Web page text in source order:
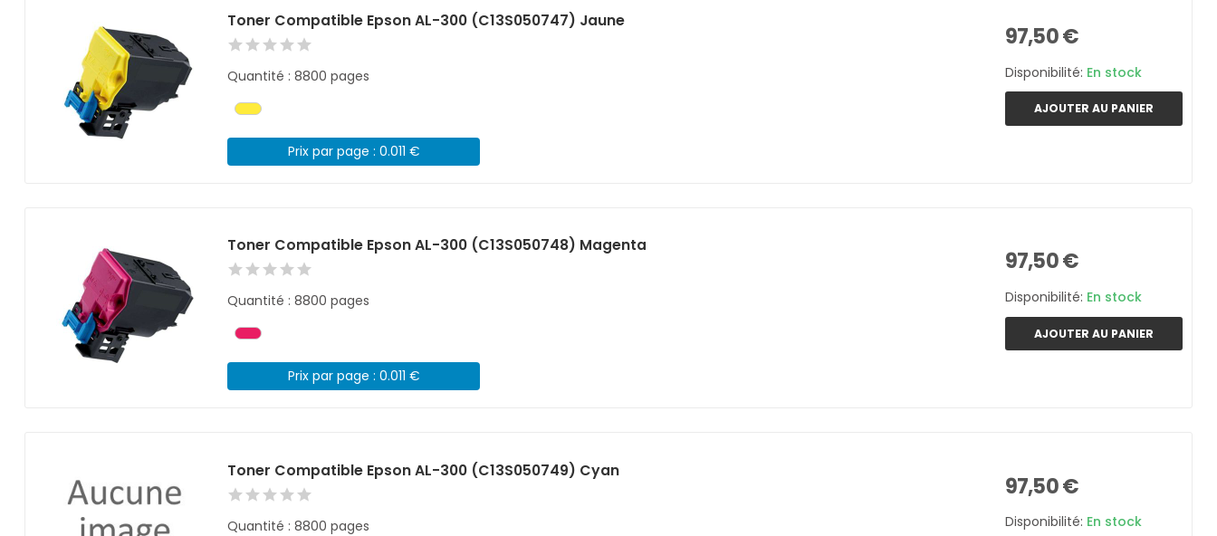
Toner Compatible Epson AL-300 (C13S050747) Jaune
Quantité : 8800 pages
Prix par page : 0.011 €
97,50 €
Disponibilité: En stock
AJOUTER AU PANIER
Toner Compatible Epson AL-300 (C13S050748) Magenta
Quantité : 8800 pages
Prix par page : 0.011 €
97,50 €
Disponibilité: En stock
AJOUTER AU PANIER
Toner Compatible Epson AL-300 (C13S050749) Cyan
Quantité : 8800 pages
97,50 €
Disponibilité: En stock